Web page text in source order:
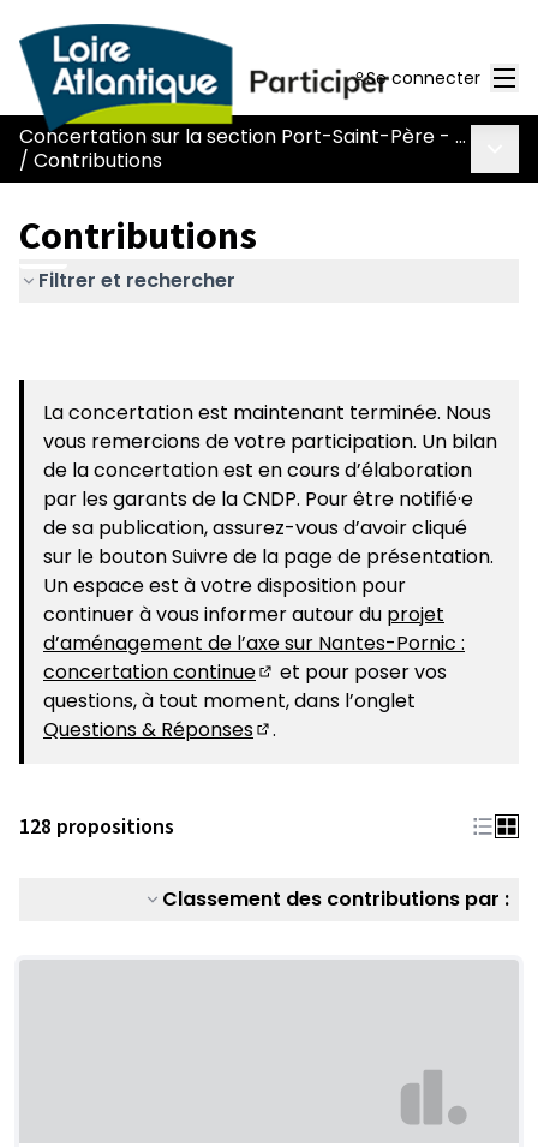
Se connecter
Concertation sur la section Port-Saint-Père - Le Pont Béranger de la route Nantes-Pornic
/ Contributions
Contributions
Filtrer et rechercher
La concertation est maintenant terminée. Nous
vous remercions de votre participation. Un bilan
de la concertation est en cours d’élaboration
par les garants de la CNDP. Pour être notifié·e
de sa publication, assurez-vous d’avoir cliqué
sur le bouton Suivre de la page de présentation.
Un espace est à votre disposition pour
continuer à vous informer autour du projet
d’aménagement de l’axe sur Nantes-Pornic :
concertation continue
(S'ouvre dans un nouvel
et pour poser vos
questions, à tout moment, dans l’onglet
Questions & Réponses
.
128 propositions
Classement des contributions par :